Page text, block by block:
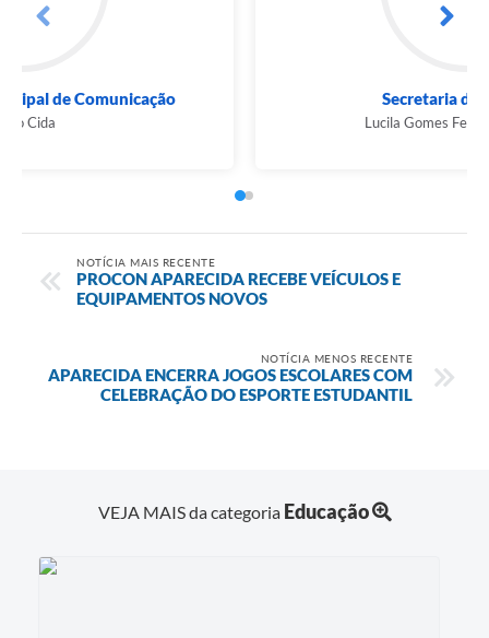
Subsecretaria Municipal de Comunicação
NOTÍCIA MAIS RECENTE
PROCON APARECIDA RECEBE VEÍCULOS E
EQUIPAMENTOS NOVOS
NOTÍCIA MENOS RECENTE
APARECIDA ENCERRA JOGOS ESCOLARES COM
CELEBRAÇÃO DO ESPORTE ESTUDANTIL
VEJA MAIS da categoria Educação